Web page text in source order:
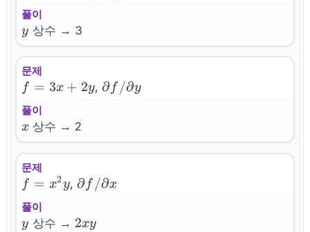
풀이
y
y 상수 → 3
문제
f=3x+2y
f = 3x + 2y,\partial
∂ f /∂y
풀이
x
x 상수 → 2
문제
f=x^{2}y
f = x2y,\partial
x
∂ f /∂x
풀이
y
y 상수 → 2xy
2xy